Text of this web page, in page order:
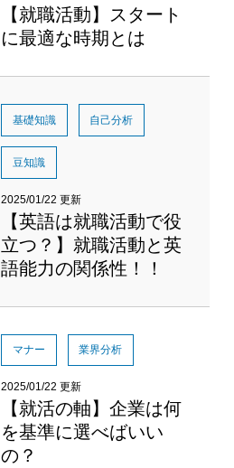
【就職活動】スタート
に最適な時期とは
基礎知識 自己分析
豆知識
2025/01/22 更新
【英語は就職活動で役
立つ？】就職活動と英
語能力の関係性！！
マナー 業界分析
2025/01/22 更新
【就活の軸】企業は何
を基準に選べばいい
の？